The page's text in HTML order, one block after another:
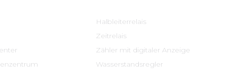
Halbleiterrelais
Zeitrelais
Zähler mit digitaler Anzeige
Wasserstandsregler